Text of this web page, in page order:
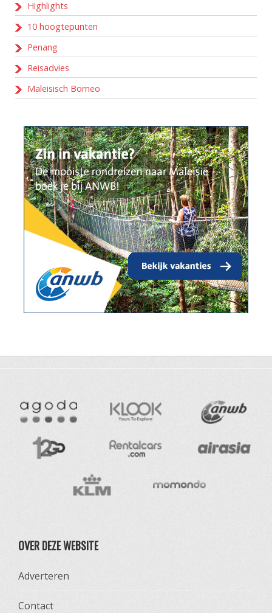
Highlights
10 hoogtepunten
Penang
Reisadvies
Maleisisch Borneo
OVER DEZE WEBSITE
Adverteren
Contact